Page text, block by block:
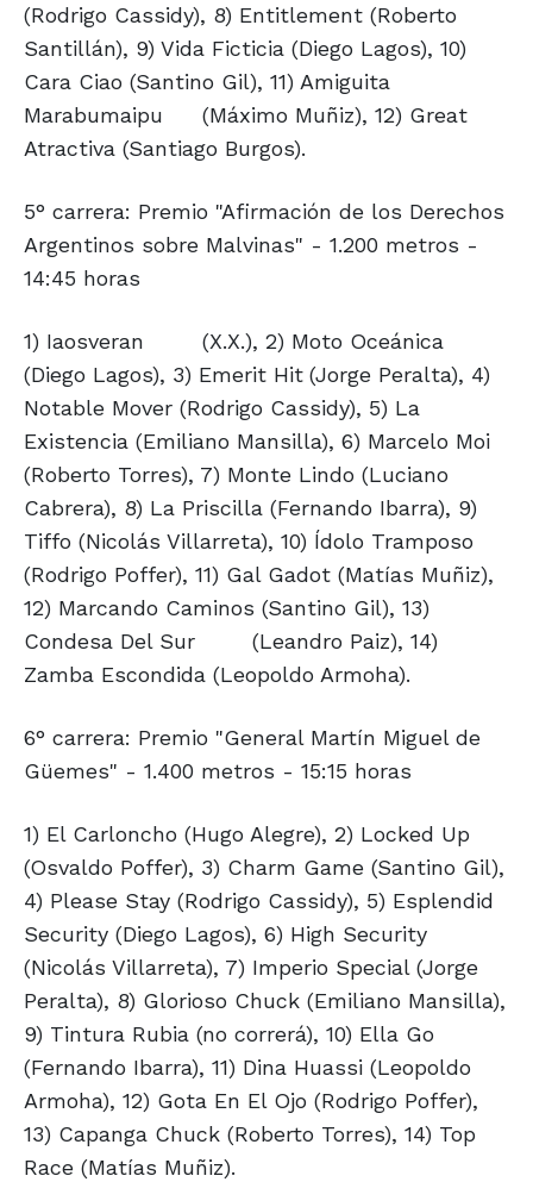
(Rodrigo Cassidy), 8) Entitlement (Roberto
Santillán), 9) Vida Ficticia (Diego Lagos), 10)
Cara Ciao (Santino Gil), 11) Amiguita
Marabumaipu
(Máximo Muñiz), 12) Great
Atractiva (Santiago Burgos).
5° carrera: Premio "Afirmación de los Derechos
Argentinos sobre Malvinas" - 1.200 metros -
14:45 horas
1) Iaosveran
(X.X.), 2) Moto Oceánica
(Diego Lagos), 3) Emerit Hit (Jorge Peralta), 4)
Notable Mover (Rodrigo Cassidy), 5) La
Existencia (Emiliano Mansilla), 6) Marcelo Moi
(Roberto Torres), 7) Monte Lindo (Luciano
Cabrera), 8) La Priscilla (Fernando Ibarra), 9)
Tiffo (Nicolás Villarreta), 10) Ídolo Tramposo
(Rodrigo Poffer), 11) Gal Gadot (Matías Muñiz),
12) Marcando Caminos (Santino Gil), 13)
Condesa Del Sur
(Leandro Paiz), 14)
Zamba Escondida (Leopoldo Armoha).
6° carrera: Premio "General Martín Miguel de
Güemes" - 1.400 metros - 15:15 horas
1) El Carloncho (Hugo Alegre), 2) Locked Up
(Osvaldo Poffer), 3) Charm Game (Santino Gil),
4) Please Stay (Rodrigo Cassidy), 5) Esplendid
Security (Diego Lagos), 6) High Security
(Nicolás Villarreta), 7) Imperio Special (Jorge
Peralta), 8) Glorioso Chuck (Emiliano Mansilla),
9) Tintura Rubia (no correrá), 10) Ella Go
(Fernando Ibarra), 11) Dina Huassi (Leopoldo
Armoha), 12) Gota En El Ojo (Rodrigo Poffer),
13) Capanga Chuck (Roberto Torres), 14) Top
Race (Matías Muñiz).